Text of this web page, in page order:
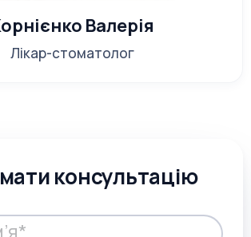
Валерія
Лікар-стоматолог
консультацію